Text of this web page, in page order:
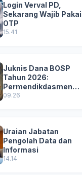
Login Verval PD,
Sekarang Wajib Pakai
OTP
15.41
Juknis Dana BOSP
Tahun 2026:
Permendikdasmen
Nomor 8 Tahun 2026
09.26
Uraian Jabatan
Pengolah Data dan
Informasi
14.14